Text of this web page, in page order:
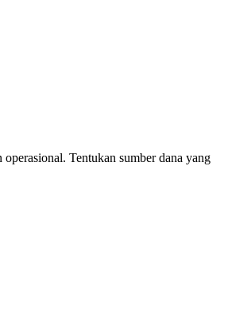
Tentukan sumber dana yang